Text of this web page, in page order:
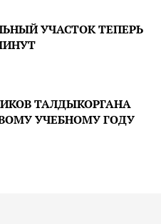
УЧАСТОК ТЕПЕРЬ
ТАЛДЫКОРГАНА
УЧЕБНОМУ ГОДУ